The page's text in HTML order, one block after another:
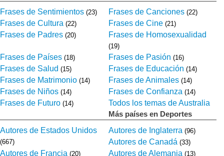
Frases de Sentimientos (23) Frases de Canciones (22)
Frases de Cultura (22) Frases de Cine (21)
Frases de Padres (20) Frases de Homosexualidad
(19)
Frases de Países (18) Frases de Pasión (16)
Frases de Salud (15) Frases de Educación (14)
Frases de Matrimonio (14) Frases de Animales (14)
Frases de Niños (14) Frases de Confianza (14)
Frases de Futuro (14)
Todos los temas de Australia
Más países en Deportes
Autores de Estados Unidos
(667)
Autores de Inglaterra (96)
Autores de Canadá (33)
Autores de Francia (20) Autores de Alemania (13)